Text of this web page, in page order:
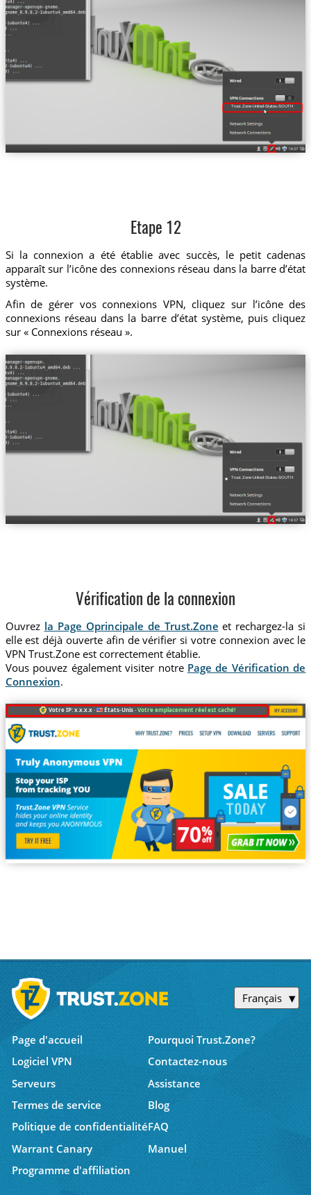
Trust.Zone-United-States-SOUTH
Etape 12
Si la connexion a été établie avec succès, le petit cadenas
apparaît sur l’icône des connexions réseau dans la barre d’état
système.
Afin de gérer vos connexions VPN, cliquez sur l’icône des
connexions réseau dans la barre d’état système, puis cliquez
sur « Connexions réseau ».
Trust.Zone-United-States-SOUTH
Vérification de la connexion
Ouvrez la Page Oprincipale de Trust.Zone et rechargez-la si
elle est déjà ouverte afin de vérifier si votre connexion avec le
VPN Trust.Zone est correctement établie.
Vous pouvez également visiter notre Page de Vérification de
Connexion.
Votre IP: x.x.x.x · États-Unis ·Votre emplacement réel est caché!
Français
Page d'accueil
Pourquoi Trust.Zone?
Logiciel VPN
Contactez-nous
Serveurs
Assistance
Termes de service
Blog
Politique de confidentialitéFAQ
Warrant Canary
Manuel
Programme d'affiliation